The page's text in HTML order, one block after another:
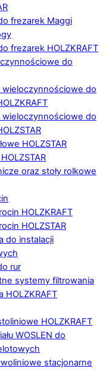
frezarek Maggi
frezarek HOLZKRAFT
do
wieloczynnościowe do
wieloczynnościowe do
HOLZSTAR
oraz stoły rolkowe
HOLZKRAFT
HOLZSTAR
do instalacji
rur
systemy filtrowania
HOLZKRAFT
HOLZKRAFT
WOSLEN do
stacjonarne